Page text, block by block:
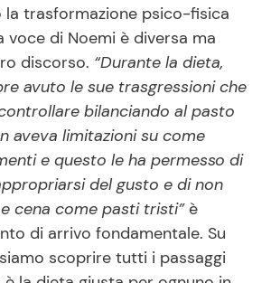
trasformazione psico-fisica
voce di Noemi è diversa ma
discorso. “Durante la dieta,
avuto le sue trasgressioni che
bilanciando al pasto
aveva limitazioni su come
e questo le ha permesso di
del gusto e di non
cena come pasti tristi” è
di arrivo fondamentale. Su
scoprire tutti i passaggi